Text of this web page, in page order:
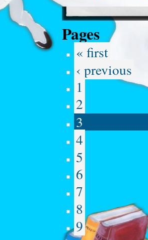
Pages
« first
‹ previous
1
2
3
4
5
6
7
8
9